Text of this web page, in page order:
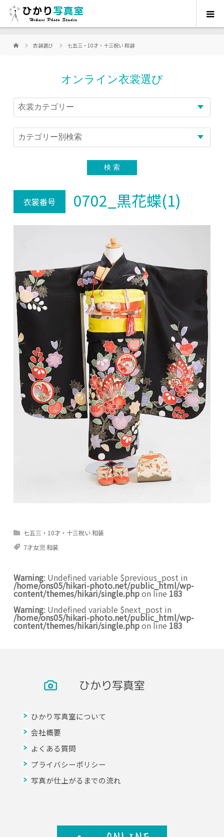
衣装選び 七五三・10才・十三祝い 和装
オンライン衣裳選び
衣裳番号 0702_黒花蝶(1)
七五三・10才・十三祝い 和装
7才女児 和装
Warning: Undefined variable $previous_post in
/home/ons05/hikari-photo.net/public_html/wp-
content/themes/hikari/single.phpon line 183
Warning: Undefined variable $next_post in
/home/ons05/hikari-photo.net/public_html/wp-
content/themes/hikari/single.phpon line 183
ひかり写真室
ひかり写真室について
会社概要
よくある質問
プライバシーポリシー
写真が仕上がるまでの流れ